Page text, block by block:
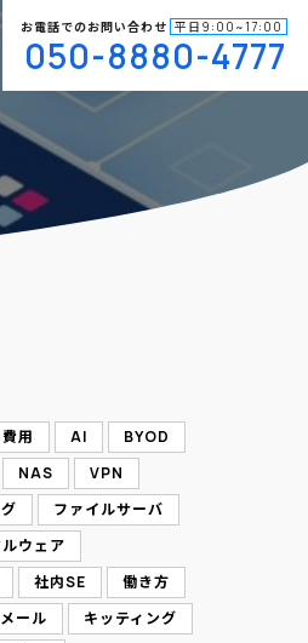
お電話でのお問い合わせ 平日9:00~17:00
050-8880-4777
費用 AI
BYOD
NAS
VPN
ファイルサーバ
ウェア
社内SE
働き方
メール
キッティング